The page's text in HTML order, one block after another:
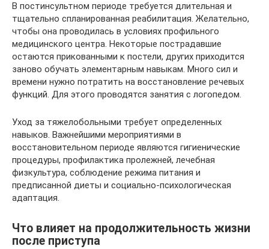
В постинсультном периоде требуется длительная и
тщательно спланированная реабилитация. Желательно,
чтобы она проводилась в условиях профильного
медицинского центра. Некоторые пострадавшие
остаются прикованными к постели, других приходится
заново обучать элементарным навыкам. Много сил и
времени нужно потратить на восстановление речевых
функций. Для этого проводятся занятия с логопедом.
Уход за тяжелобольными требует определенных
навыков. Важнейшими мероприятиями в
восстановительном периоде являются гигиенические
процедуры, профилактика пролежней, лечебная
физкультура, соблюдение режима питания и
предписанной диеты и социально-психологическая
адаптация.
Что влияет на продолжительность жизни
после приступа